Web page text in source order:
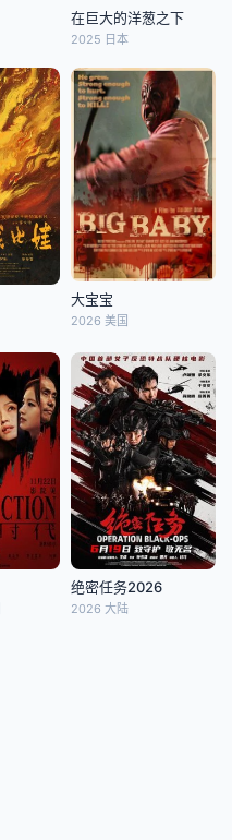
在巨大的洋葱之下
2025 日本
大宝宝
2026 美国
绝密任务2026
2026 大陆